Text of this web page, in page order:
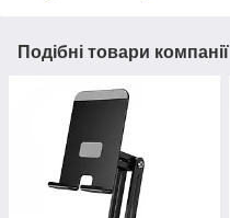
Подібні товари компанії